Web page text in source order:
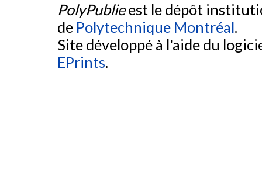
PolyPublieest le dépôt
de Polytechnique Montréal.
Site développé à l'aide du
EPrints.